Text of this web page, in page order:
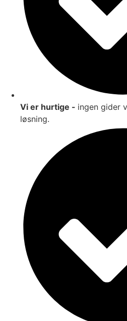
Vi er hurtige - ingen gider
løsning.